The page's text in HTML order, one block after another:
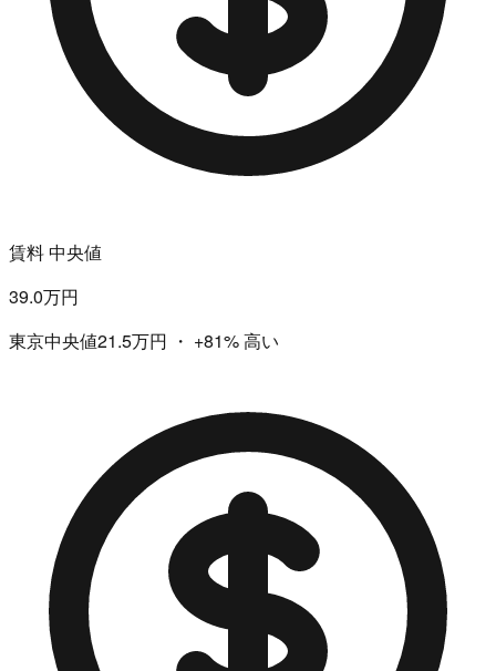
賃料 中央値
39.0万円
東京中央値21.5万円 ・ +81%高い